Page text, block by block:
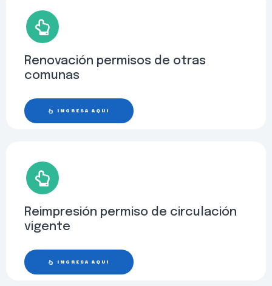
Renovación permisos de otras
comunas
INGRESA AQUÍ
Reimpresión permiso de circulación
vigente
INGRESA AQUÍ